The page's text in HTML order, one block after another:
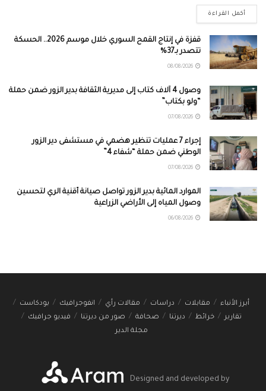
أكمل القراءة
قفزة في إنتاج القمح السوري خلال موسم 2026.. الحسكة
تتصدر بـ37%
وصول 4 آلاف كتاب إلى مديرية الثقافة بدير الزور ضمن حملة
“ولو بكتاب”
إجراء 7 عمليات تنظير هضمي في مستشفى دير الزور
الوطني ضمن حملة “شفاء 4”
الموارد المائية بدير الزور تواصل صيانة أقنية الري لتحسين
وصول المياه إلى الأراضي الزراعية
أبرز الأنباء مقابلات دراسات مقالات رأي انفوجرافيك
بودكاست
تقارير
خرائط ديرتنا صحافة صور من ديرتنا
فيديو جرافيك
مجلة الدير
Designed and developed by